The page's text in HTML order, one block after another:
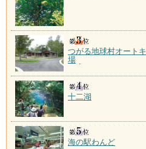
つがる地球村オート
場
十二湖
海の駅わんど